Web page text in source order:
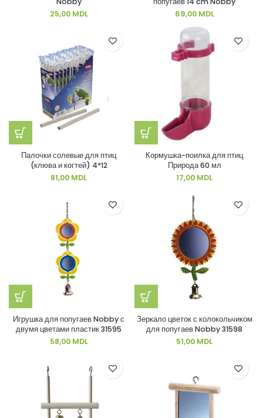
25,00 MDL
69,00 MDL
Палочки солевые для птиц
(клюва и когтей) 4*12
81,00 MDL
Кормушка-поилка для птиц
Природа 60 мл
17,00 MDL
Игрушка для попугаев Nobby с
двумя цветами пластик 31595
58,00 MDL
Зеркало цветок с колокольчиком
для попугаев Nobby 31598
51,00 MDL